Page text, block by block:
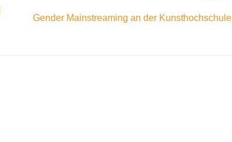
Gender Mainstreaming an der Kunsthochschule